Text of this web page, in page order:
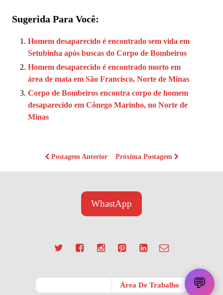
Sugerida Para Você:
Homem desaparecido é encontrado sem vida em
Setubinha após buscas do Corpo de Bombeiros
Homem desaparecido é encontrado morto em
área de mata em São Francisco, Norte de Minas
Corpo de Bombeiros encontra corpo de homem
desaparecido em Cônego Marinho, no Norte de
Minas
Postagem Anterior Próxima Postagem
WhastApp
💬
Área De Trabalho